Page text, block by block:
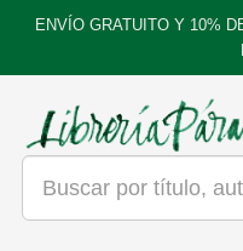
ENVÍO GRATUITO Y 10%